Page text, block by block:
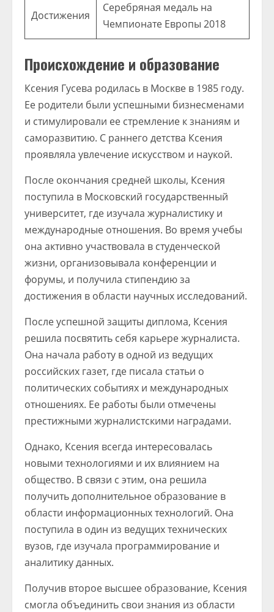
Достижения
Серебряная медаль на
Чемпионате Европы 2018
Происхождение и образование
Ксения Гусева родилась в Москве в 1985 году.
Ее родители были успешными бизнесменами
и стимулировали ее стремление к знаниям и
саморазвитию. С раннего детства Ксения
проявляла увлечение искусством и наукой.
После окончания средней школы, Ксения
поступила в Московский государственный
университет, где изучала журналистику и
международные отношения. Во время учебы
она активно участвовала в студенческой
жизни, организовывала конференции и
форумы, и получила стипендию за
достижения в области научных исследований.
После успешной защиты диплома, Ксения
решила посвятить себя карьере журналиста.
Она начала работу в одной из ведущих
российских газет, где писала статьи о
политических событиях и международных
отношениях. Ее работы были отмечены
престижными журналистскими наградами.
Однако, Ксения всегда интересовалась
новыми технологиями и их влиянием на
общество. В связи с этим, она решила
получить дополнительное образование в
области информационных технологий. Она
поступила в один из ведущих технических
вузов, где изучала программирование и
аналитику данных.
Получив второе высшее образование, Ксения
смогла объединить свои знания из области